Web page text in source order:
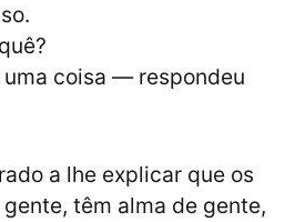
coisa — respondeu
a lhe explicar que os
têm alma de gente,